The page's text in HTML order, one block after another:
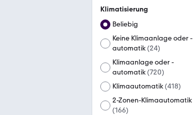
Klimatisierung
Beliebig
Keine Klimaanlage oder -
automatik(24)
Klimaanlage oder -
automatik(720)
Klimaautomatik(418)
2-Zonen-Klimaautomatik
(166)